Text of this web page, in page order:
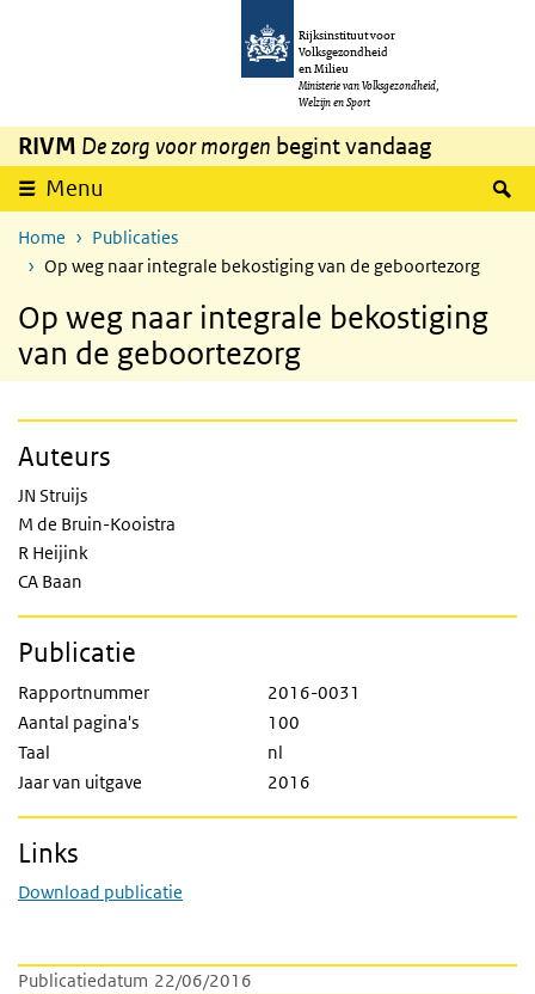
Overslaan en naar de inhoud gaan
Rijksinstituut voor
Volksgezondheid
en Milieu
Ministerie van Volksgezondheid,
Welzijn en Sport
RIVM De zorg voor morgen begint vandaag
Menu
Home
Publicaties
Op weg naar integrale bekostiging van de geboortezorg
Op weg naar integrale bekostiging
van de geboortezorg
Publicatiedatum 22/06/2016
Auteurs
JN Struijs
M de Bruin-Kooistra
R Heijink
CA Baan
Publicatie
Rapportnummer
2016-0031
Aantal pagina's
100
Taal
nl
Jaar van uitgave
2016
Links
Download publicatie